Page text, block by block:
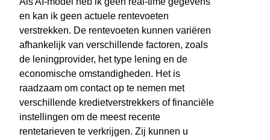
en kan ik geen actuele rentevoeten
verstrekken. De rentevoeten kunnen variëren
afhankelijk van verschillende factoren, zoals
de leningprovider, het type lening en de
economische omstandigheden. Het is
raadzaam om contact op te nemen met
verschillende kredietverstrekkers of financiële
instellingen om de meest recente
rentetarieven te verkrijgen. Zij kunnen u